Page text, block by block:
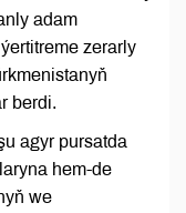
adam
zerarly
berdi.
agyr pursatda
hem-de
we